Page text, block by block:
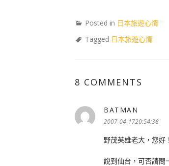
Posted in 日本旅遊心情
Tagged 日本旅遊心情
8 COMMENTS
BATMAN
示:
2007-04-1720:54:38
野茂英雄老大，您好！
說到仙台，可否請